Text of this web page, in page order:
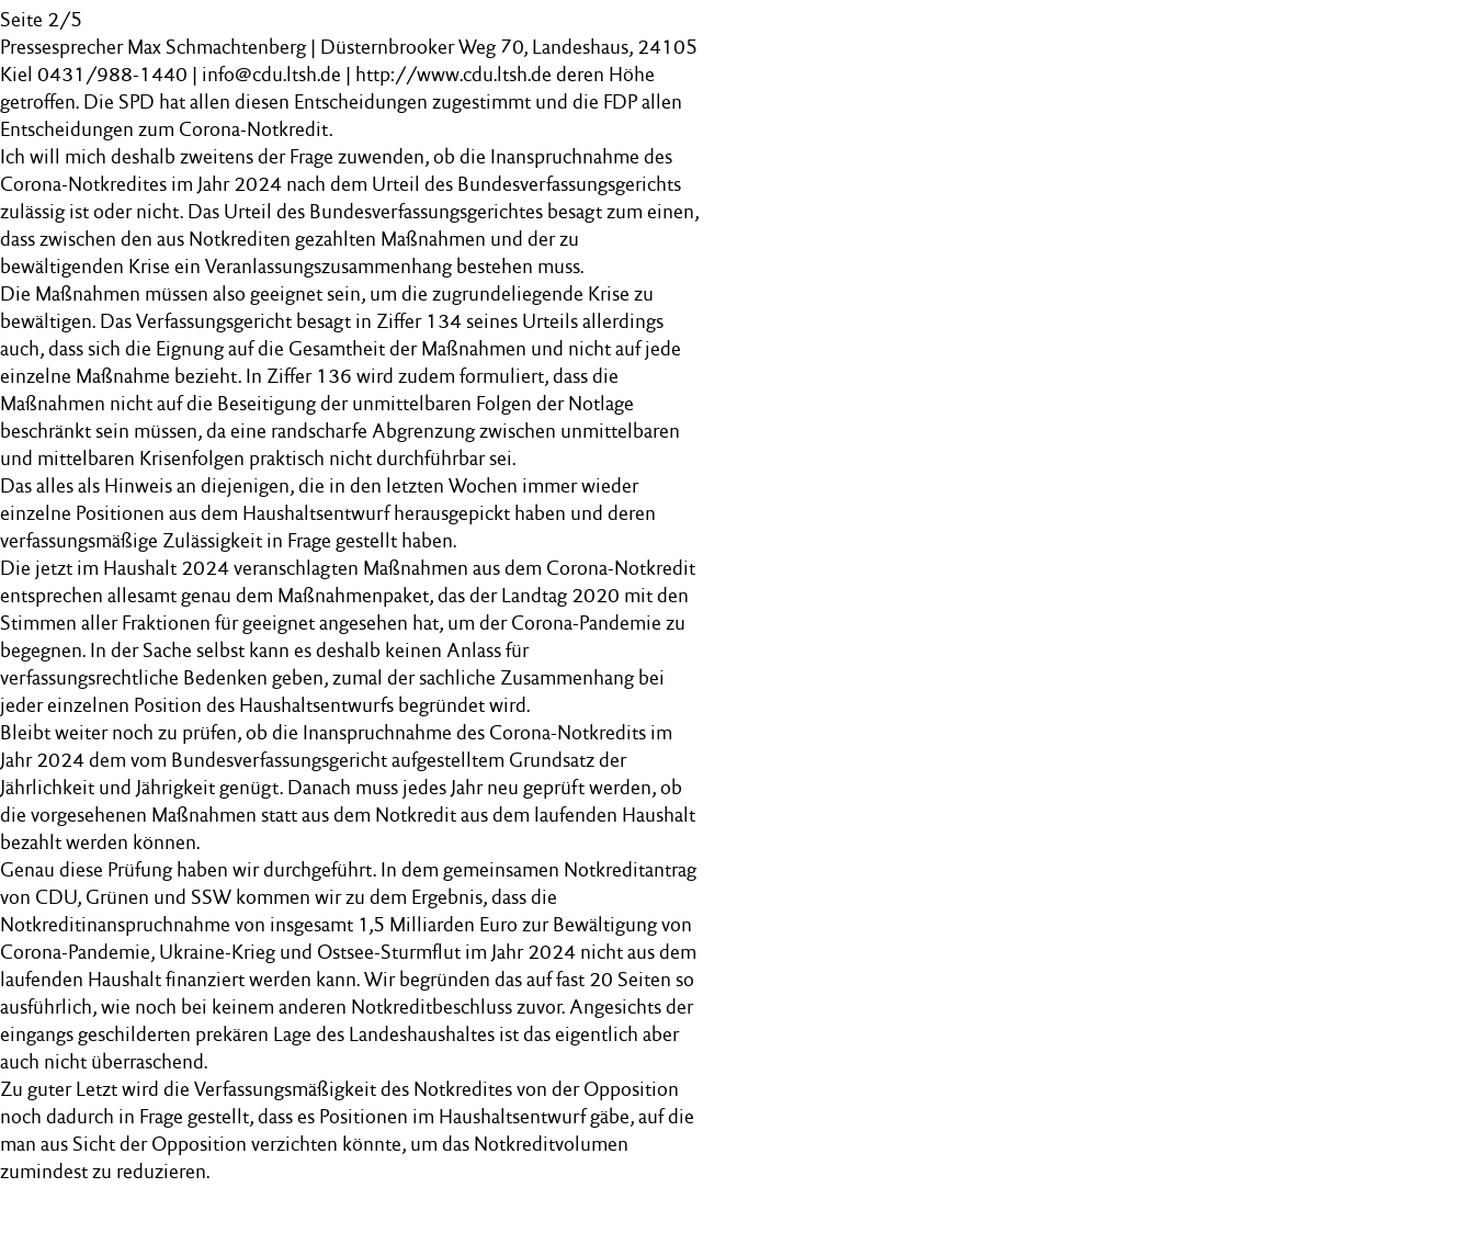
Seite 2/5
Pressesprecher Max Schmachtenberg | Düsternbrooker Weg 70, Landeshaus, 24105
Kiel 0431/988-1440 | info@cdu.ltsh.de | http://www.cdu.ltsh.de deren Höhe
getroffen. Die SPD hat allen diesen Entscheidungen zugestimmt und die FDP allen
Entscheidungen zum Corona-Notkredit.
Ich will mich deshalb zweitens der Frage zuwenden, ob die Inanspruchnahme des
Corona-Notkredites im Jahr 2024 nach dem Urteil des Bundesverfassungsgerichts
zulässig ist oder nicht. Das Urteil des Bundesverfassungsgerichtes besagt zum einen,
dass zwischen den aus Notkrediten gezahlten Maßnahmen und der zu
bewältigenden Krise ein Veranlassungszusammenhang bestehen muss.
Die Maßnahmen müssen also geeignet sein, um die zugrundeliegende Krise zu
bewältigen. Das Verfassungsgericht besagt in Ziffer 134 seines Urteils allerdings
auch, dass sich die Eignung auf die Gesamtheit der Maßnahmen und nicht auf jede
einzelne Maßnahme bezieht. In Ziffer 136 wird zudem formuliert, dass die
Maßnahmen nicht auf die Beseitigung der unmittelbaren Folgen der Notlage
beschränkt sein müssen, da eine randscharfe Abgrenzung zwischen unmittelbaren
und mittelbaren Krisenfolgen praktisch nicht durchführbar sei.
Das alles als Hinweis an diejenigen, die in den letzten Wochen immer wieder
einzelne Positionen aus dem Haushaltsentwurf herausgepickt haben und deren
verfassungsmäßige Zulässigkeit in Frage gestellt haben.
Die jetzt im Haushalt 2024 veranschlagten Maßnahmen aus dem Corona-Notkredit
entsprechen allesamt genau dem Maßnahmenpaket, das der Landtag 2020 mit den
Stimmen aller Fraktionen für geeignet angesehen hat, um der Corona-Pandemie zu
begegnen. In der Sache selbst kann es deshalb keinen Anlass für
verfassungsrechtliche Bedenken geben, zumal der sachliche Zusammenhang bei
jeder einzelnen Position des Haushaltsentwurfs begründet wird.
Bleibt weiter noch zu prüfen, ob die Inanspruchnahme des Corona-Notkredits im
Jahr 2024 dem vom Bundesverfassungsgericht aufgestelltem Grundsatz der
Jährlichkeit und Jährigkeit genügt. Danach muss jedes Jahr neu geprüft werden, ob
die vorgesehenen Maßnahmen statt aus dem Notkredit aus dem laufenden Haushalt
bezahlt werden können.
Genau diese Prüfung haben wir durchgeführt. In dem gemeinsamen Notkreditantrag
von CDU, Grünen und SSW kommen wir zu dem Ergebnis, dass die
Notkreditinanspruchnahme von insgesamt 1,5 Milliarden Euro zur Bewältigung von
Corona-Pandemie, Ukraine-Krieg und Ostsee-Sturmflut im Jahr 2024 nicht aus dem
laufenden Haushalt finanziert werden kann. Wir begründen das auf fast 20 Seiten so
ausführlich, wie noch bei keinem anderen Notkreditbeschluss zuvor. Angesichts der
eingangs geschilderten prekären Lage des Landeshaushaltes ist das eigentlich aber
auch nicht überraschend.
Zu guter Letzt wird die Verfassungsmäßigkeit des Notkredites von der Opposition
noch dadurch in Frage gestellt, dass es Positionen im Haushaltsentwurf gäbe, auf die
man aus Sicht der Opposition verzichten könnte, um das Notkreditvolumen
zumindest zu reduzieren.